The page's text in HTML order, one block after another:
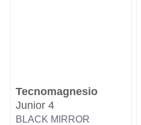
Tecnomagnesio
Junior 4
BLACK MIRROR